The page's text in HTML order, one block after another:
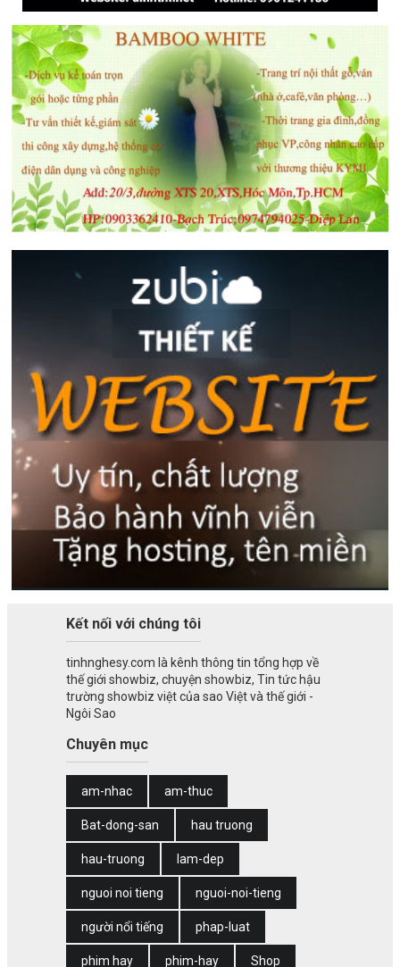
Kết nối với chúng tôi
tinhnghesy.com là kênh thông tin tổng hợp về
thế giới showbiz, chuyện showbiz, Tin tức hậu
trường showbiz việt của sao Việt và thế giới -
Ngôi Sao
Chuyên mục
am-nhac am-thuc
Bat-dong-san hau truong
hau-truong lam-dep
nguoi noi tieng nguoi-noi-tieng
người nổi tiếng phap-luat
phim hay phim-hay Shop